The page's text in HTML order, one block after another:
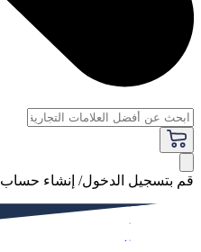
قم بتسجيل الدخول/ إنشاء حساب
فاخر
النساء
الرجال